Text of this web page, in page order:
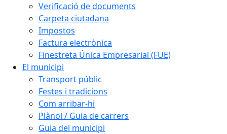
Verificació de documents
Carpeta ciutadana
Impostos
Factura electrònica
Finestreta Única Empresarial (FUE)
El municipi
Transport públic
Festes i tradicions
Com arribar-hi
Plànol / Guia de carrers
Guia del municipi